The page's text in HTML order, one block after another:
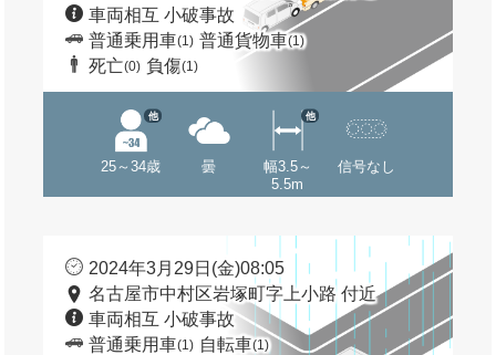
車両相互 小破事故
普通乗用車(1) 普通貨物車(1)
死亡(0) 負傷(1)
25～34歳
他
曇
幅3.5～
5.5m
他
信号なし
2024年3月29日(金)08:05
名古屋市中村区岩塚町字上小路 付近
車両相互 小破事故
普通乗用車(1) 自転車(1)